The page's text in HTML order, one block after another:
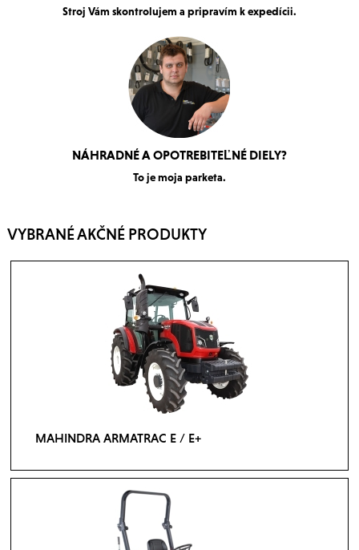
Stroj Vám skontrolujem a pripravím k expedícii.
NÁHRADNÉ A OPOTREBITEĽNÉ DIELY?
To je moja parketa.
VYBRANÉ AKČNÉ PRODUKTY
MAHINDRA ARMATRAC E / E+